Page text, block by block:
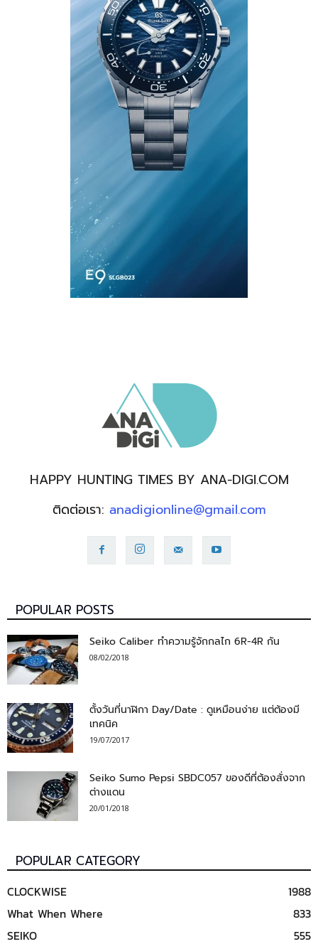
HAPPY HUNTING TIMES BY ANA-DIGI.COM
ติดต่อเรา: anadigionline@gmail.com
POPULAR POSTS
Seiko Caliber ทำความรู้จักกลไก 6R-4R กัน
08/02/2018
ตั้งวันที่นาฬิกา Day/Date : ดูเหมือนง่าย แต่ต้องมี
เทคนิค
19/07/2017
Seiko Sumo Pepsi SBDC057 ของดีที่ต้องสั่งจาก
ต่างแดน
20/01/2018
POPULAR CATEGORY
CLOCKWISE
1988
What When Where
833
SEIKO
555